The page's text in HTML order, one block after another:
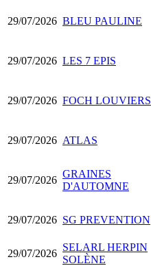
29/07/2026 BLEU PAULINE
29/07/2026 LES 7 EPIS
29/07/2026 FOCH LOUVIERS
29/07/2026 ATLAS
29/07/2026
GRAINES
D'AUTOMNE
29/07/2026 SG PREVENTION
29/07/2026
SELARL HERPIN
SOLÈNE